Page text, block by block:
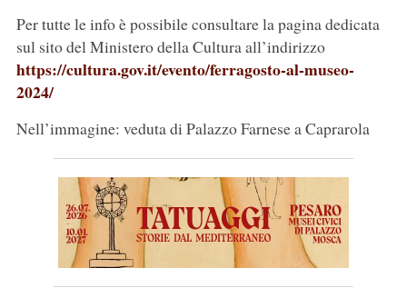
Per tutte le info è possibile consultare la pagina dedicata
sul sito del Ministero della Cultura all’indirizzo
https://cultura.gov.it/evento/ferragosto-al-museo-
2024/
Nell’immagine: veduta di Palazzo Farnese a Caprarola